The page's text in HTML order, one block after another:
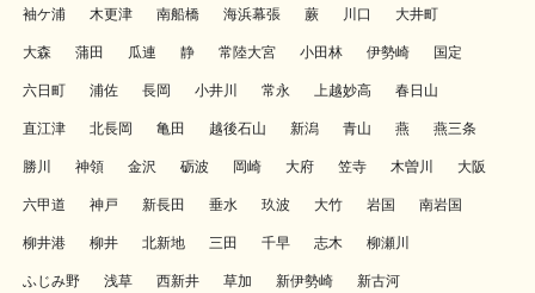
袖ケ浦 木更津 南船橋 海浜幕張 蕨 川口 大井町
大森 蒲田 瓜連 静 常陸大宮 小田林 伊勢崎 国定
六日町 浦佐 長岡 小井川 常永 上越妙高 春日山
直江津 北長岡 亀田 越後石山 新潟 青山 燕 燕三条
勝川 神領 金沢 砺波 岡崎 大府 笠寺 木曽川 大阪
六甲道 神戸 新長田 垂水 玖波 大竹 岩国 南岩国
柳井港 柳井 北新地 三田 千早 志木 柳瀬川
ふじみ野 浅草 西新井 草加 新伊勢崎 新古河